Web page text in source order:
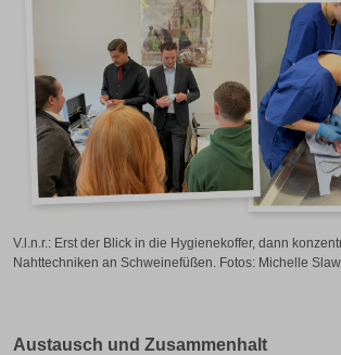
V.l.n.r.: Erst der Blick in die Hygienekoffer, dann
Nahttechniken an Schweinefüßen. Fotos: Michelle
Austausch und Zusammenhalt